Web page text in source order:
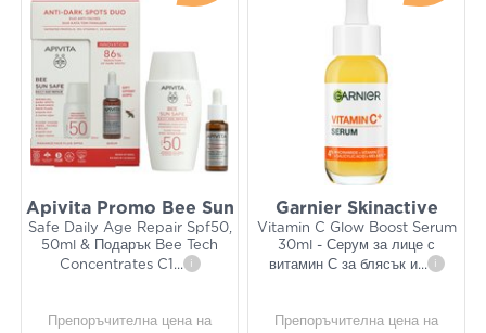
Apivita Promo Bee Sun
Safe Daily Age Repair Spf50,
50ml & Подарък Bee Tech
Concentrates C1 ... i
Препоръчителна цена на
Garnier Skinactive
Vitamin C Glow Boost Serum
30ml - Серум за лице с
витамин С за блясък и... i
Препоръчителна цена на